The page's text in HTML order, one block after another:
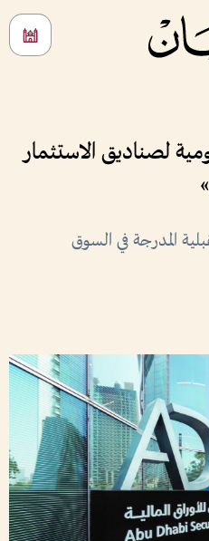
لصناديق الاستثمار
المدرجة في السوق